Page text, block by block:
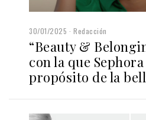
30/01/2025 Redacción
“Beauty &
con la que
propósito de la